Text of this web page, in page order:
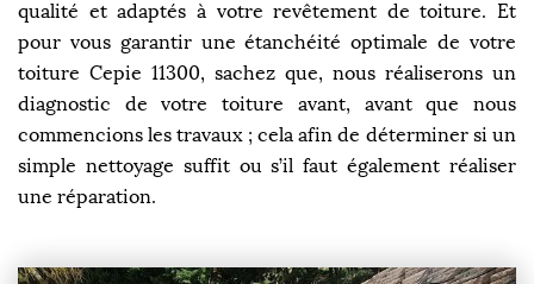
qualité et adaptés à votre revêtement de toiture. Et
pour vous garantir une étanchéité optimale de votre
toiture Cepie 11300, sachez que, nous réaliserons un
diagnostic de votre toiture avant, avant que nous
commencions les travaux ; cela afin de déterminer si un
simple nettoyage suffit ou s’il faut également réaliser
une réparation.